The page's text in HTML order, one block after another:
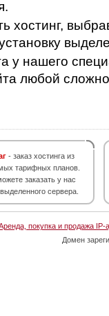
хостинг,
у нашего
любой
- заказ хостинга из
тарифных планов.
заказать у нас
сервера.
покупка и продажа IP-
Домен